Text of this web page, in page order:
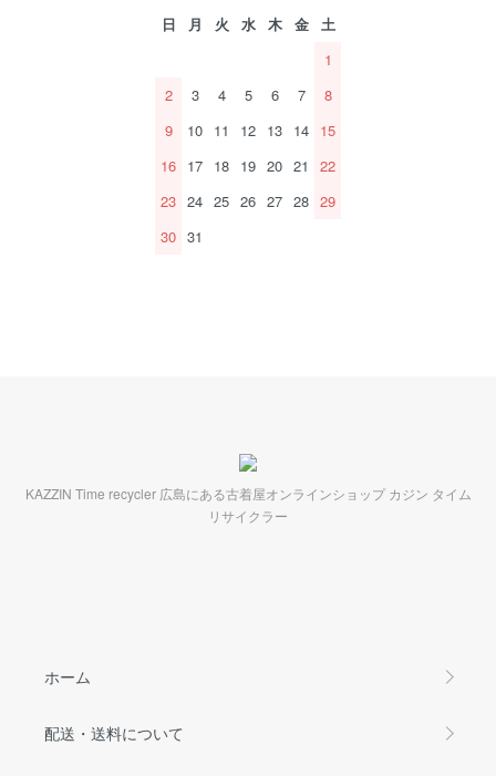
日 月 火 水 木 金
土
1
2
3 4 5 6 7
8
9
10 11 12 13 14 15
16 17 18 19 20 21
22
23 24 25 26 27 28 29
30 31
KAZZIN Time recycler 広島にある古着屋オンラインショップ カジン タイム
リサイクラー
ホーム
配送・送料について